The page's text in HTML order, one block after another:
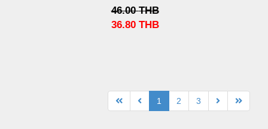
46.00 THB
36.80 THB
1 2 3